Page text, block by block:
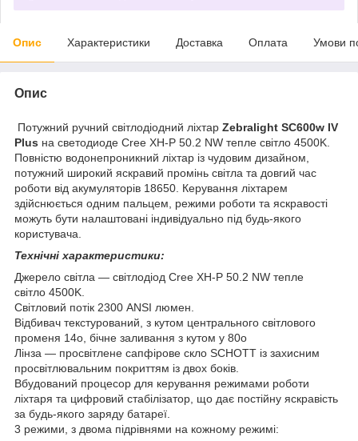
Опис Характеристики Доставка Оплата Умови
Опис
Потужний ручний світлодіодний ліхтар Zebralight SC600w IV
Plus на светодиоде Cree XH-P 50.2 NW тепле світло 4500K.
Повністю водонепроникний ліхтар із чудовим дизайном,
потужний широкий яскравий промінь світла та довгий час
роботи від акумуляторів 18650. Керування ліхтарем
здійснюється одним пальцем, режими роботи та яскравості
можуть бути налаштовані індивідуально під будь-якого
користувача.
Технічні характеристики:
Джерело світла — світлодіод Cree XH-P 50.2 NW тепле
світло 4500K.
Світловий потік 2300 ANSI люмен.
Відбивач текстурований, з кутом центрального світлового
променя 14о , бічне заливання з кутом у 80о
Лінза — просвітлене сапфірове скло SCHOTT із захисним
просвітлювальним покриттям із двох боків.
Вбудований процесор для керування режимами роботи
ліхтаря та цифровий стабілізатор, що дає постійну яскравість
за будь-якого заряду батареї.
3 режими, з двома підрівнями на кожному режимі: